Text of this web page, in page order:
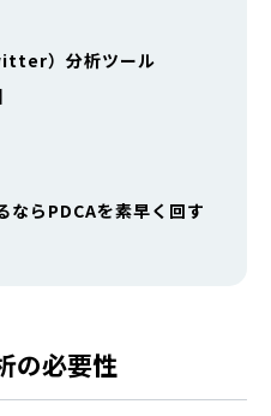
）分析ツール
らPDCAを素早く回す
の必要性